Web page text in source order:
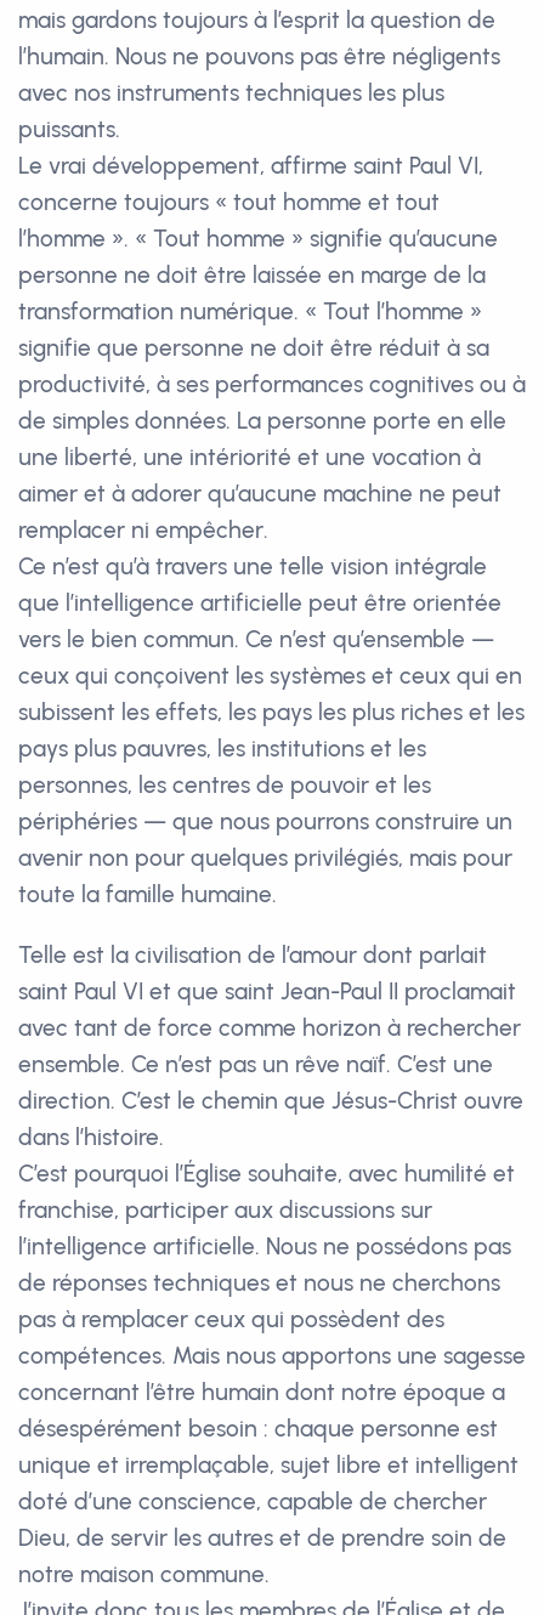
mais gardons toujours à l’esprit la question de
l’humain. Nous ne pouvons pas être négligents
avec nos instruments techniques les plus
puissants.
Le vrai développement, affirme saint Paul VI,
concerne toujours « tout homme et tout
l’homme ». « Tout homme » signifie qu’aucune
personne ne doit être laissée en marge de la
transformation numérique. « Tout l’homme »
signifie que personne ne doit être réduit à sa
productivité, à ses performances cognitives ou à
de simples données. La personne porte en elle
une liberté, une intériorité et une vocation à
aimer et à adorer qu’aucune machine ne peut
remplacer ni empêcher.
Ce n’est qu’à travers une telle vision intégrale
que l’intelligence artificielle peut être orientée
vers le bien commun. Ce n’est qu’ensemble —
ceux qui conçoivent les systèmes et ceux qui en
subissent les effets, les pays les plus riches et les
pays plus pauvres, les institutions et les
personnes, les centres de pouvoir et les
périphéries — que nous pourrons construire un
avenir non pour quelques privilégiés, mais pour
toute la famille humaine.
Telle est la civilisation de l’amour dont parlait
saint Paul VI et que saint Jean-Paul II proclamait
avec tant de force comme horizon à rechercher
ensemble. Ce n’est pas un rêve naïf. C’est une
direction. C’est le chemin que Jésus-Christ ouvre
dans l’histoire.
C’est pourquoi l’Église souhaite, avec humilité et
franchise, participer aux discussions sur
l’intelligence artificielle. Nous ne possédons pas
de réponses techniques et nous ne cherchons
pas à remplacer ceux qui possèdent des
compétences. Mais nous apportons une sagesse
concernant l’être humain dont notre époque a
désespérément besoin : chaque personne est
unique et irremplaçable, sujet libre et intelligent
doté d’une conscience, capable de chercher
Dieu, de servir les autres et de prendre soin de
notre maison commune.